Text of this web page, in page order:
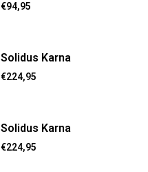
€94,95
Solidus Karna
€224,95
Solidus Karna
€224,95